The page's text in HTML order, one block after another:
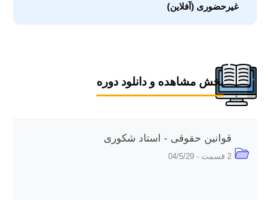
غیرحضوری (آفلاین)
بخش مشاهده و دانلود دوره
قوانین حقوقی - استاد شکوری
2 قسمت - 04/5/29